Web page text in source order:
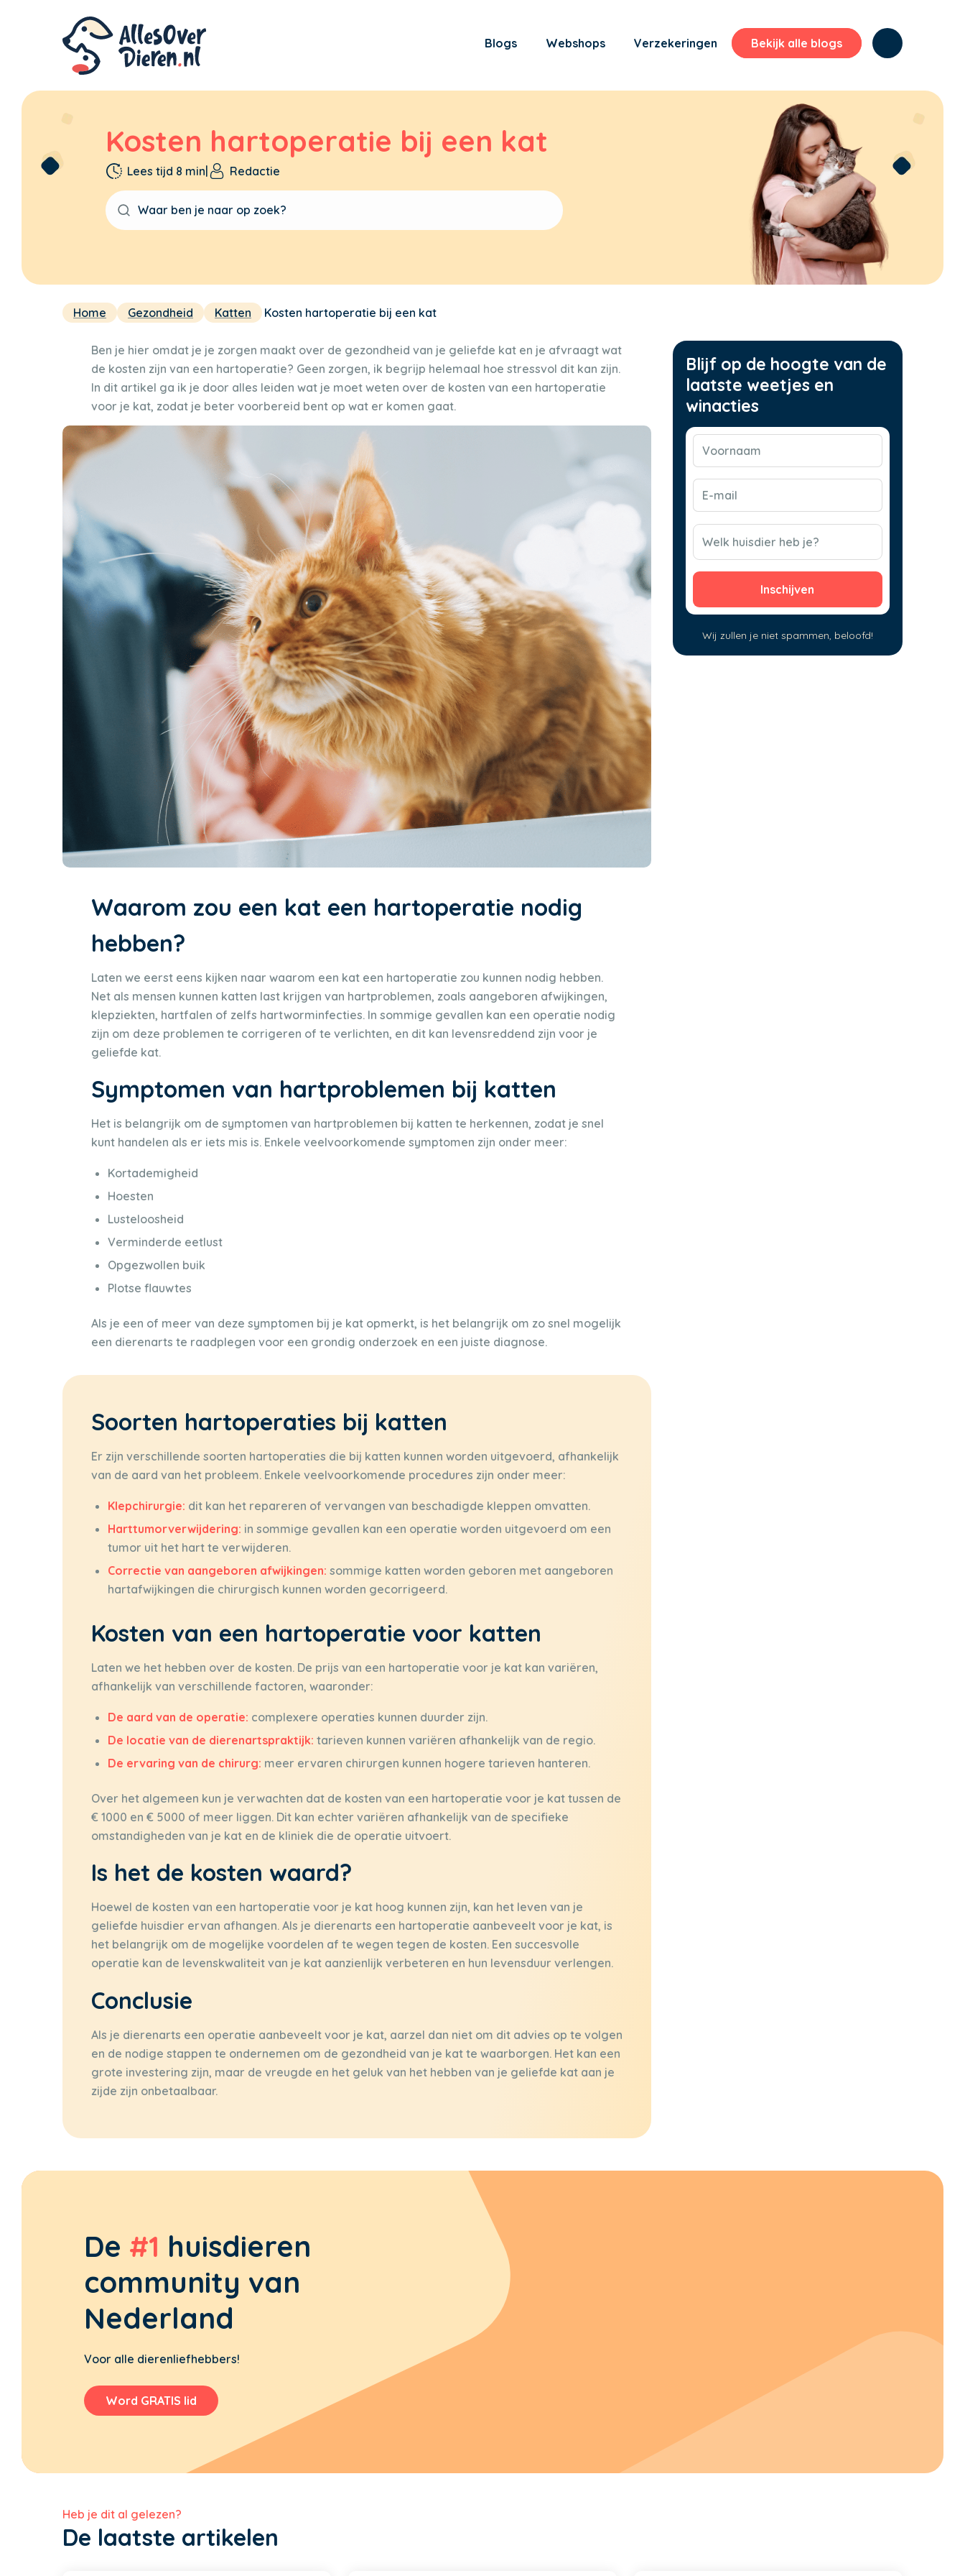
Blogs Webshops Verzekeringen Bekijk alle blogs
Kosten hartoperatie bij een kat
Lees tijd 8 min| Redactie
Home Gezondheid Katten Kosten hartoperatie bij een kat
Ben je hier omdat je je zorgen maakt over de gezondheid van je geliefde kat en je afvraagt wat
de kosten zijn van een hartoperatie? Geen zorgen, ik begrijp helemaal hoe stressvol dit kan zijn.
In dit artikel ga ik je door alles leiden wat je moet weten over de kosten van een hartoperatie
voor je kat, zodat je beter voorbereid bent op wat er komen gaat.
Waarom zou een kat een hartoperatie nodig
hebben?
Laten we eerst eens kijken naar waarom een kat een hartoperatie zou kunnen nodig hebben.
Net als mensen kunnen katten last krijgen van hartproblemen, zoals aangeboren afwijkingen,
klepziekten, hartfalen of zelfs hartworminfecties. In sommige gevallen kan een operatie nodig
zijn om deze problemen te corrigeren of te verlichten, en dit kan levensreddend zijn voor je
geliefde kat.
Symptomen van hartproblemen bij katten
Het is belangrijk om de symptomen van hartproblemen bij katten te herkennen, zodat je snel
kunt handelen als er iets mis is. Enkele veelvoorkomende symptomen zijn onder meer:
Kortademigheid
Hoesten
Lusteloosheid
Verminderde eetlust
Opgezwollen buik
Plotse flauwtes
Als je een of meer van deze symptomen bij je kat opmerkt, is het belangrijk om zo snel mogelijk
een dierenarts te raadplegen voor een grondig onderzoek en een juiste diagnose.
Soorten hartoperaties bij katten
Er zijn verschillende soorten hartoperaties die bij katten kunnen worden uitgevoerd, afhankelijk
van de aard van het probleem. Enkele veelvoorkomende procedures zijn onder meer:
Klepchirurgie: dit kan het repareren of vervangen van beschadigde kleppen omvatten.
Harttumorverwijdering: in sommige gevallen kan een operatie worden uitgevoerd om een
tumor uit het hart te verwijderen.
Correctie van aangeboren afwijkingen: sommige katten worden geboren met aangeboren
hartafwijkingen die chirurgisch kunnen worden gecorrigeerd.
Kosten van een hartoperatie voor katten
Laten we het hebben over de kosten. De prijs van een hartoperatie voor je kat kan variëren,
afhankelijk van verschillende factoren, waaronder:
De aard van de operatie: complexere operaties kunnen duurder zijn.
De locatie van de dierenartspraktijk: tarieven kunnen variëren afhankelijk van de regio.
De ervaring van de chirurg: meer ervaren chirurgen kunnen hogere tarieven hanteren.
Over het algemeen kun je verwachten dat de kosten van een hartoperatie voor je kat tussen de
€ 1000 en € 5000 of meer liggen. Dit kan echter variëren afhankelijk van de specifieke
omstandigheden van je kat en de kliniek die de operatie uitvoert.
Is het de kosten waard?
Hoewel de kosten van een hartoperatie voor je kat hoog kunnen zijn, kan het leven van je
geliefde huisdier ervan afhangen. Als je dierenarts een hartoperatie aanbeveelt voor je kat, is
het belangrijk om de mogelijke voordelen af te wegen tegen de kosten. Een succesvolle
operatie kan de levenskwaliteit van je kat aanzienlijk verbeteren en hun levensduur verlengen.
Conclusie
Als je dierenarts een operatie aanbeveelt voor je kat, aarzel dan niet om dit advies op te volgen
en de nodige stappen te ondernemen om de gezondheid van je kat te waarborgen. Het kan een
grote investering zijn, maar de vreugde en het geluk van het hebben van je geliefde kat aan je
zijde zijn onbetaalbaar.
Blijf op de hoogte van de
laatste weetjes en
winacties
Voornaam
E-
mail
CAPTCHA
Welk huisdier heb je?
Wij zullen je niet spammen, beloofd!
De #1 huisdieren
community van
Nederland
Voor alle dierenliefhebbers!
Word GRATIS lid
Heb je dit al gelezen?
De laatste artikelen